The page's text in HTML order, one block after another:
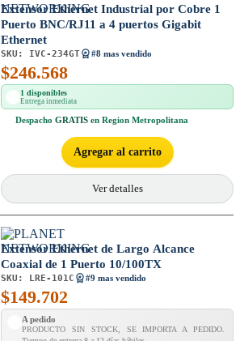
Extensor Ethernet Industrial por Cobre 1
Puerto BNC/RJ11 a 4 puertos Gigabit
Ethernet
SKU: IVC-234GT #8 mas vendido
$246.568
1 disponibles
Entrega inmediata
Despacho GRATIS en Region Metropolitana
Agregar al carrito
Ver detalles
Extensor Ethernet de Largo Alcance
Coaxial de 1 Puerto 10/100TX
SKU: LRE-101C #9 mas vendido
$149.702
A pedido
PRODUCTO SIN STOCK, SE IMPORTA A PEDIDO.